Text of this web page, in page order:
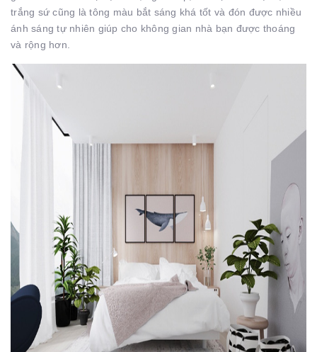
trắng sứ cũng là tông màu bắt sáng khá tốt và đón được nhiều
ánh sáng tự nhiên giúp cho không gian nhà bạn được thoáng
và rộng hơn.